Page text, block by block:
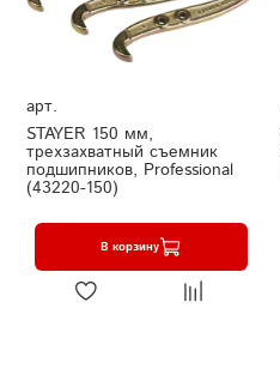
арт.
STAYER 150 мм,
трехзахватный съемник
подшипников, Professional
(43220-150)
В корзину